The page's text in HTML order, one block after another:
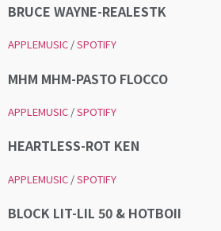
BRUCE WAYNE-REALESTK
APPLEMUSIC /SPOTIFY
MHM MHM-PASTO FLOCCO
APPLEMUSIC /SPOTIFY
HEARTLESS-ROT KEN
APPLEMUSIC /SPOTIFY
BLOCK LIT-LIL 50 & HOTBOII